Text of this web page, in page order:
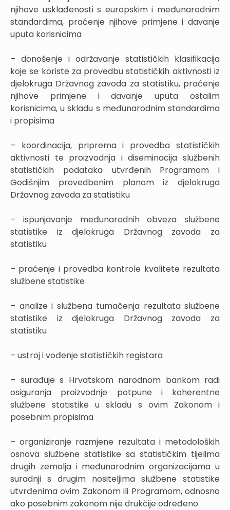
njihove usklađenosti s europskim i međunarodnim
standardima, praćenje njihove primjene i davanje
uputa korisnicima
– donošenje i održavanje statističkih klasifikacija
koje se koriste za provedbu statističkih aktivnosti iz
djelokruga Državnog zavoda za statistiku, praćenje
njihove primjene i davanje uputa ostalim
korisnicima, u skladu s međunarodnim standardima
i propisima
– koordinacija, priprema i provedba statističkih
aktivnosti te proizvodnja i diseminacija službenih
statističkih podataka utvrđenih Programom i
Godišnjim provedbenim planom iz djelokruga
Državnog zavoda za statistiku
– ispunjavanje međunarodnih obveza službene
statistike iz djelokruga Državnog zavoda za
statistiku
– praćenje i provedba kontrole kvalitete rezultata
službene statistike
– analize i službena tumačenja rezultata službene
statistike iz djelokruga Državnog zavoda za
statistiku
– ustroj i vođenje statističkih registara
– surađuje s Hrvatskom narodnom bankom radi
osiguranja proizvodnje potpune i koherentne
službene statistike u skladu s ovim Zakonom i
posebnim propisima
– organiziranje razmjene rezultata i metodoloških
osnova službene statistike sa statističkim tijelima
drugih zemalja i međunarodnim organizacijama u
suradnji s drugim nositeljima službene statistike
utvrđenima ovim Zakonom ili Programom, odnosno
ako posebnim zakonom nije drukčije određeno